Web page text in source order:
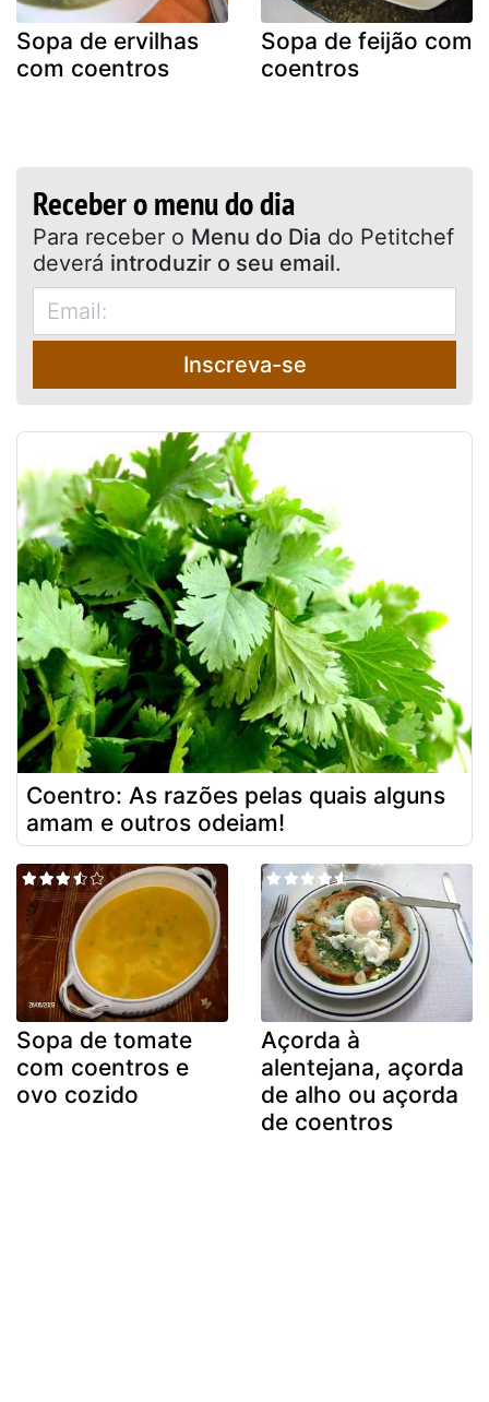
Sopa de ervilhas
com coentros
Sopa de feijão com
coentros
Receber o menu do dia
Para receber o Menu do Dia do Petitchef
deverá introduzir o seu email.
Inscreva-se
Coentro: As razões pelas quais alguns
amam e outros odeiam!
Sopa de tomate
com coentros e
ovo cozido
Açorda à
alentejana, açorda
de alho ou açorda
de coentros